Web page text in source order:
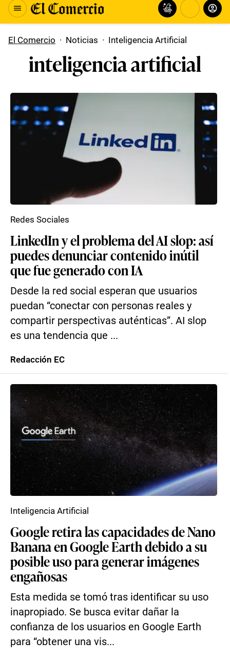
El Comercio · Noticias · Inteligencia Artificial
inteligencia artificial
LinkedIn y el problema del AI slop: así
puedes denunciar contenido inútil
que fue generado con IA
Desde la red social esperan que usuarios
puedan “conectar con personas reales y
compartir perspectivas auténticas”. AI slop
es una tendencia que ...
Redes Sociales
Redacción EC
Google retira las capacidades de Nano
Banana en Google Earth debido a su
posible uso para generar imágenes
engañosas
Esta medida se tomó tras identificar su uso
inapropiado. Se busca evitar dañar la
confianza de los usuarios en Google Earth
para “obtener una vis...
Inteligencia Artificial